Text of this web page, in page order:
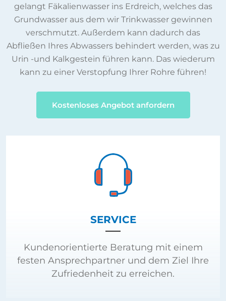
gelangt Fäkalienwasser ins Erdreich, welches das
Grundwasser aus dem wir Trinkwasser gewinnen
verschmutzt. Außerdem kann dadurch das
Abfließen Ihres Abwassers behindert werden, was zu
Urin -und Kalkgestein führen kann. Das wiederum
kann zu einer Verstopfung Ihrer Rohre führen!
Kostenloses Angebot anfordern
SERVICE
Kundenorientierte Beratung mit einem
festen Ansprechpartner und dem Ziel Ihre
Zufriedenheit zu erreichen.